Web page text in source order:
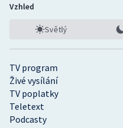
TV program
Živé vysílání
TV poplatky
Teletext
Podcasty
Vzhled
Světlý